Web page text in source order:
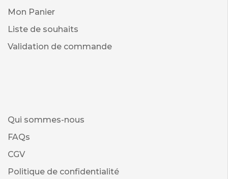
Mon Panier
Liste de souhaits
Validation de commande
Qui sommes-nous
FAQs
CGV
Politique de confidentialité